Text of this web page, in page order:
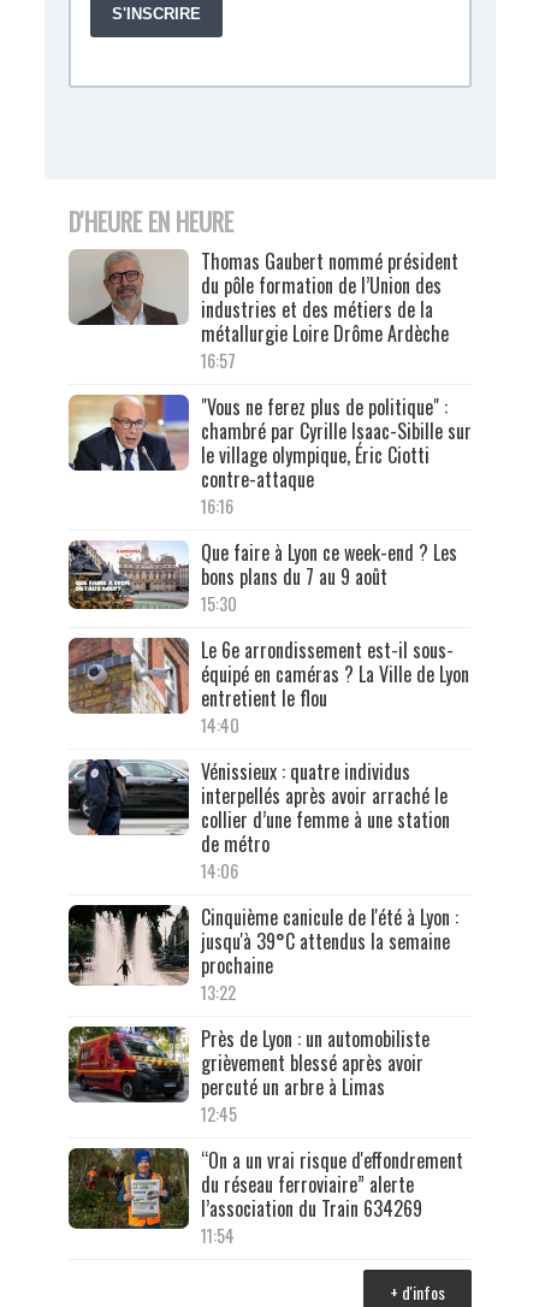
D'HEURE EN HEURE
Thomas Gaubert nommé président
du pôle formation de l’Union des
industries et des métiers de la
métallurgie Loire Drôme Ardèche
16:57
"Vous ne ferez plus de politique" :
chambré par Cyrille Isaac-Sibille sur
le village olympique, Éric Ciotti
contre-attaque
16:16
Que faire à Lyon ce week-end ? Les
bons plans du 7 au 9 août
15:30
Le 6e arrondissement est-il sous-
équipé en caméras ? La Ville de Lyon
entretient le flou
14:40
Vénissieux : quatre individus
interpellés après avoir arraché le
collier d’une femme à une station
de métro
14:06
Cinquième canicule de l'été à Lyon :
jusqu'à 39°C attendus la semaine
prochaine
13:22
Près de Lyon : un automobiliste
grièvement blessé après avoir
percuté un arbre à Limas
12:45
“On a un vrai risque d'effondrement
du réseau ferroviaire” alerte
l’association du Train 634269
11:54
+ d'infos